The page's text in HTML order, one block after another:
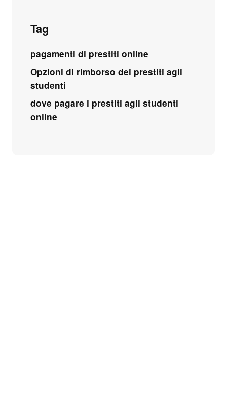
Tag
pagamenti di prestiti online
Opzioni di rimborso dei prestiti agli
studenti
dove pagare i prestiti agli studenti
online